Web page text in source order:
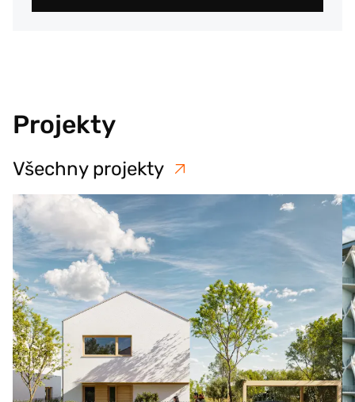
Projekty
Všechny projekty